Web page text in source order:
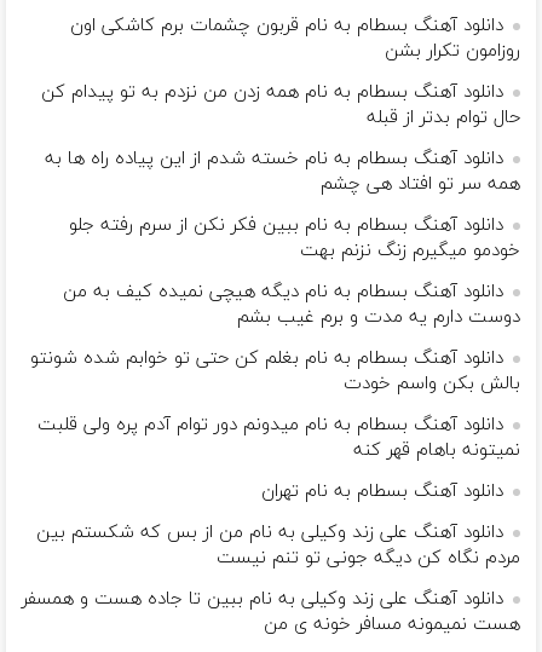
دانلود آهنگ بسطام به نام قربون چشمات برم کاشکی اون
روزامون تکرار بشن
دانلود آهنگ بسطام به نام همه زدن من نزدم به تو پیدام کن
حال توام بدتر از قبله
دانلود آهنگ بسطام به نام خسته شدم از این پیاده راه ها به
همه سر تو افتاد هی چشم
دانلود آهنگ بسطام به نام ببین فکر نکن از سرم رفته جلو
خودمو میگیرم زنگ نزنم بهت
دانلود آهنگ بسطام به نام دیگه هیچی نمیده کیف به من
دوست دارم یه مدت و برم غیب بشم
دانلود آهنگ بسطام به نام بغلم کن حتی تو خوابم شده شونتو
بالش بکن واسم خودت
دانلود آهنگ بسطام به نام میدونم دور توام آدم پره ولی قلبت
نمیتونه باهام قهر کنه
دانلود آهنگ بسطام به نام تهران
دانلود آهنگ علی زند وکیلی به نام من از بس كه شكستم بین
مردم نگاه كن دیگه جونى تو تنم نیست
دانلود آهنگ علی زند وکیلی به نام ببین تا جاده هست و همسفر
هست نمیمونه مسافر خونه ی من